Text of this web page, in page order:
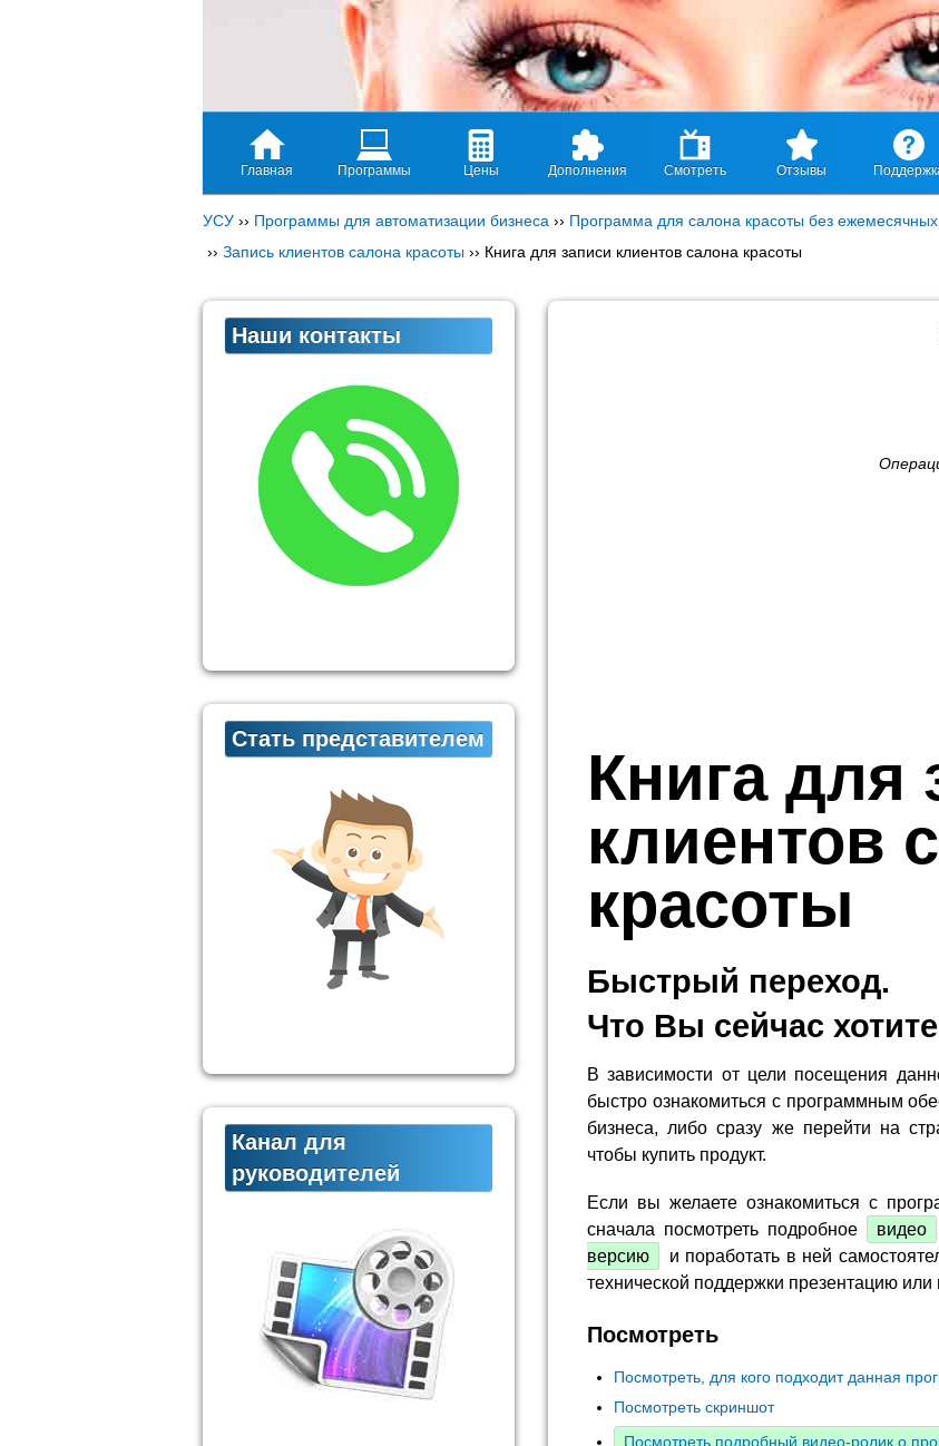
Главная Программы Цены Дополнения Смотреть Отзывы
УСУ ›› Программы для автоматизации бизнеса ›› Программа для салона красоты без
›› Запись клиентов салона красоты ›› Книга для записи клиентов салона красоты
Книга для
клиентов
красоты
Быстрый переход.
Что Вы сейчас
В зависимости от цели посещения
быстро ознакомиться с программным
бизнеса, либо сразу же перейти на
чтобы купить продукт.
Если вы желаете ознакомиться с
сначала посмотреть подробное
видео
версию
и поработать в ней
технической поддержки презентацию или
Посмотреть
Посмотреть, для кого подходит данная
Посмотреть скриншот
Посмотреть подробный видео-ролик о
Наши контакты
Стать представителем
Канал для
руководителей